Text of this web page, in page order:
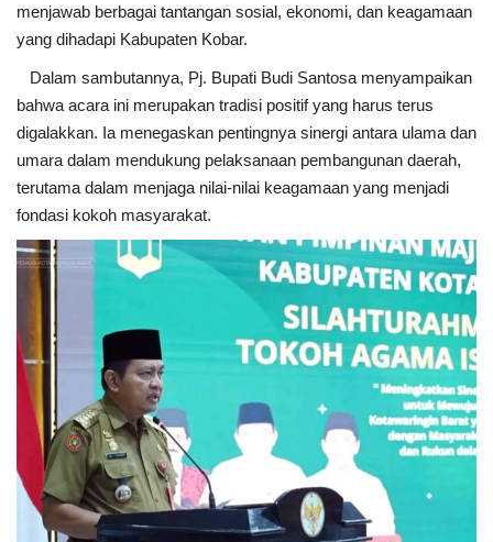
menjawab berbagai tantangan sosial, ekonomi, dan keagamaan
yang dihadapi Kabupaten Kobar.
Dalam sambutannya, Pj. Bupati Budi Santosa menyampaikan
bahwa acara ini merupakan tradisi positif yang harus terus
digalakkan. Ia menegaskan pentingnya sinergi antara ulama dan
umara dalam mendukung pelaksanaan pembangunan daerah,
terutama dalam menjaga nilai-nilai keagamaan yang menjadi
fondasi kokoh masyarakat.